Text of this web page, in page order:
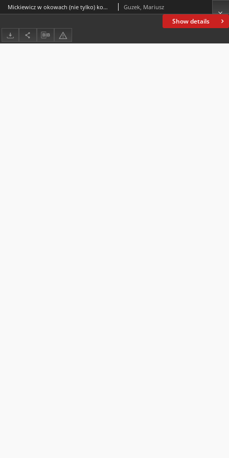
Show details
Mickiewicz w okowach (nie tylko) komiksowych dymków. Ballady i romanse jako opowieści obrazkowe Guzek, Mariusz